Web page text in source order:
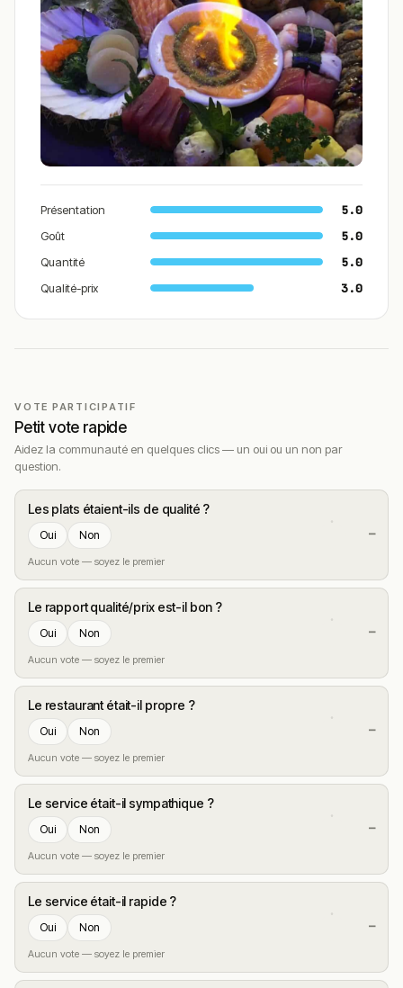
Présentation 5.0
Goût 5.0
Quantité 5.0
Qualité-prix 3.0
VOTE PARTICIPATIF
Petit vote rapide
Aidez la communauté en quelques clics — un oui ou un non par
question.
Les plats étaient-ils de qualité ?
Oui Non
Aucun vote — soyez le premier
—
Le rapport qualité/prix est-il bon ?
Oui Non
Aucun vote — soyez le premier
—
Le restaurant était-il propre ?
Oui Non
Aucun vote — soyez le premier
—
Le service était-il sympathique ?
Oui Non
Aucun vote — soyez le premier
—
Le service était-il rapide ?
Oui Non
Aucun vote — soyez le premier
—